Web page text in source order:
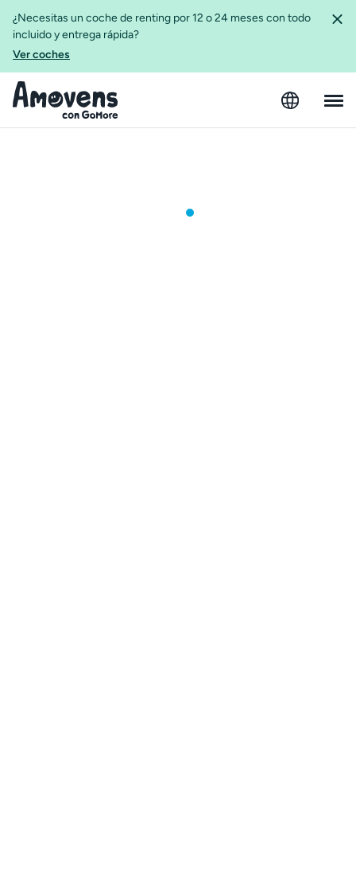
¿Necesitas un coche de renting por 12 o 24 meses con todo
incluido y entrega rápida?
Ver coches